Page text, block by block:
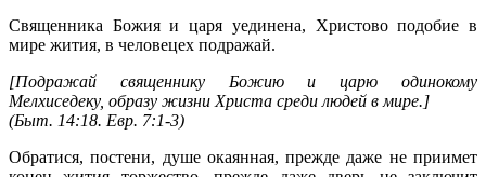
Священника Божия и царя уединена, Христово подобие в
мире жития, в человецех подражай.
[Подражай священнику Божию и царю одинокому
Мелхиседеку, образу жизни Христа среди людей в мире.]
(Быт. 14:18. Евр. 7:1-3)
Обратися, постени, душе окаянная, прежде даже не приимет